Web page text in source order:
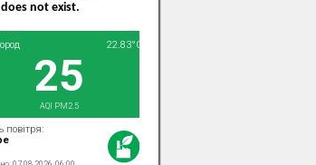
does not exist.